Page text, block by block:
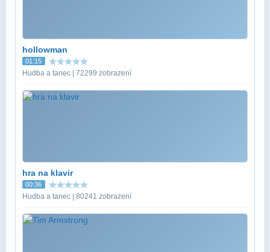
hollowman
01:15
Hudba a tanec | 72299 zobrazení
hra na klavir
00:36
Hudba a tanec | 80241 zobrazení